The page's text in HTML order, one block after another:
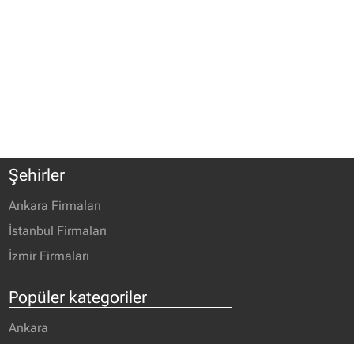
Şehirler
Ankara Firmaları
İstanbul Firmaları
İzmir Firmaları
Popüler kategoriler
Ankara